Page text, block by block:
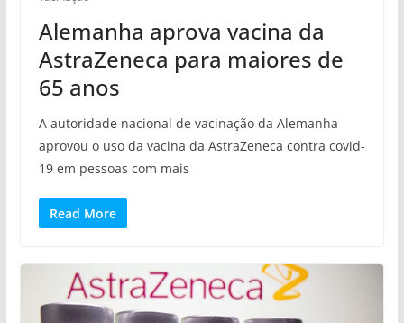
Alemanha aprova vacina da
AstraZeneca para maiores de
65 anos
A autoridade nacional de vacinação da Alemanha
aprovou o uso da vacina da AstraZeneca contra covid-
19 em pessoas com mais
Read More